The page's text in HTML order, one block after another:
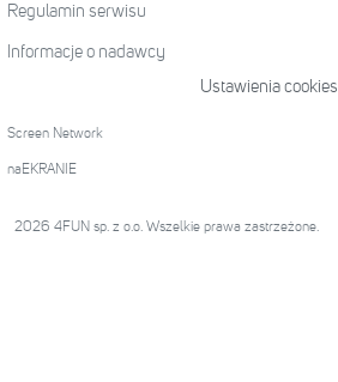
Regulamin serwisu
Informacje o nadawcy
Ustawienia cookies
Screen Network
naEKRANIE
2026 4FUN sp. z o.o. Wszelkie prawa zastrzeżone.